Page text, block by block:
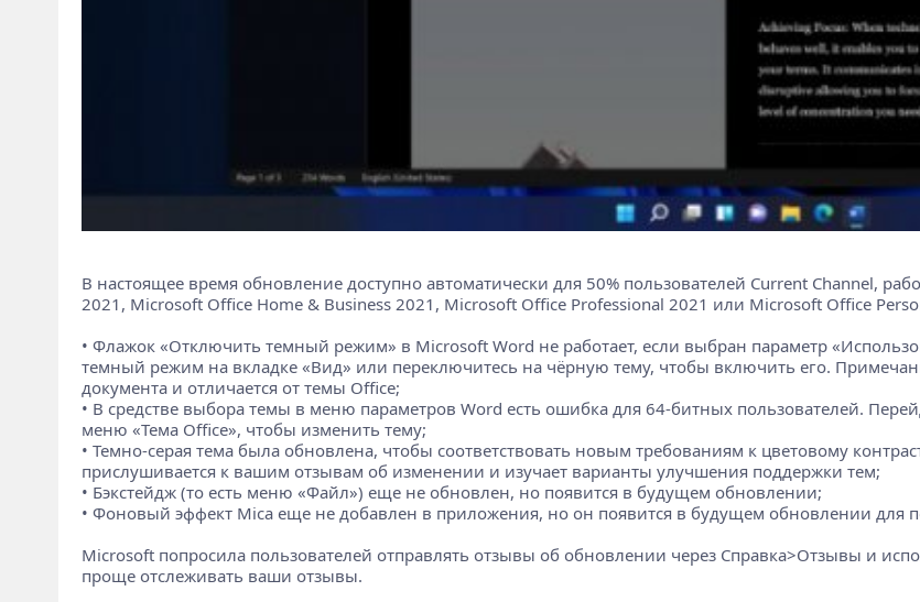
В настоящее время обновление доступно автоматически для 50% пользователей Current Channel,
2021, Microsoft Office Home & Business 2021, Microsoft Office Professional 2021 или Microsoft Office
• Флажок «Отключить темный режим» в Microsoft Word не работает, если выбран параметр
темный режим на вкладке «Вид» или переключитесь на чёрную тему, чтобы включить его.
документа и отличается от темы Office;
• В средстве выбора темы в меню параметров Word есть ошибка для 64-битных пользователей.
меню «Тема Office», чтобы изменить тему;
• Темно-серая тема была обновлена, чтобы соответствовать новым требованиям к цветовому
прислушивается к вашим отзывам об изменении и изучает варианты улучшения поддержки тем;
• Бэкстейдж (то есть меню «Файл») еще не обновлен, но появится в будущем обновлении;
• Фоновый эффект Mica еще не добавлен в приложения, но он появится в будущем обновлении для
Microsoft попросила пользователей отправлять отзывы об обновлении через Справка>Отзывы и
проще отслеживать ваши отзывы.